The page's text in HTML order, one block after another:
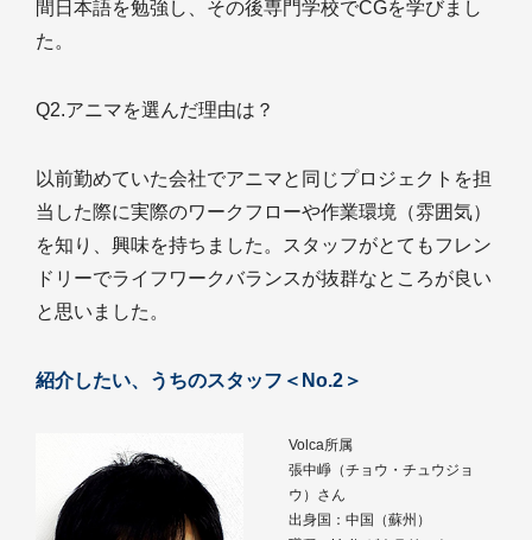
間日本語を勉強し、その後専門学校でCGを学びまし
た。
Q2.アニマを選んだ理由は？
以前勤めていた会社でアニマと同じプロジェクトを担
当した際に実際のワークフローや作業環境（雰囲気）
を知り、興味を持ちました。スタッフがとてもフレン
ドリーでライフワークバランスが抜群なところが良い
と思いました。
紹介したい、うちのスタッフ＜No.2＞
Volca所属
張中崢（チョウ・チュウジョ
ウ）さん
出身国：中国（蘇州）